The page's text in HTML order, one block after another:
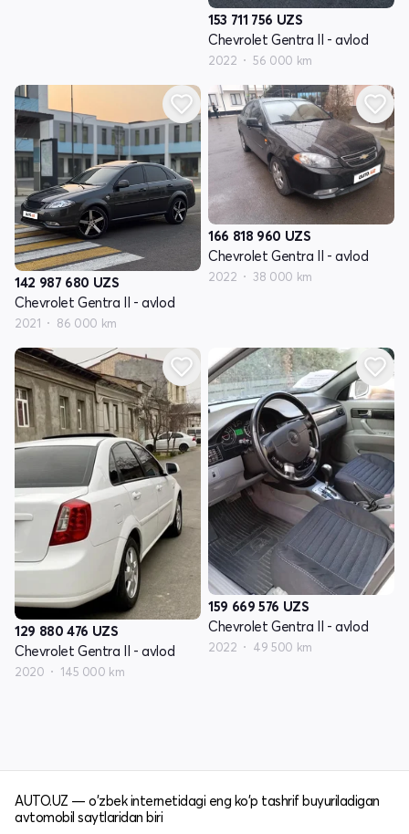
153 711 756 UZS
Chevrolet Gentra II - avlod
2022 56 000 km
142 987 680 UZS
Chevrolet Gentra II - avlod
2021 86 000 km
166 818 960 UZS
Chevrolet Gentra II - avlod
2022 38 000 km
129 880 476 UZS
Chevrolet Gentra II - avlod
2020 145 000 km
159 669 576 UZS
Chevrolet Gentra II - avlod
2022 49 500 km
AUTO.UZ — o'zbek internetidagi eng ko'p tashrif buyuriladigan
avtomobil saytlaridan biri